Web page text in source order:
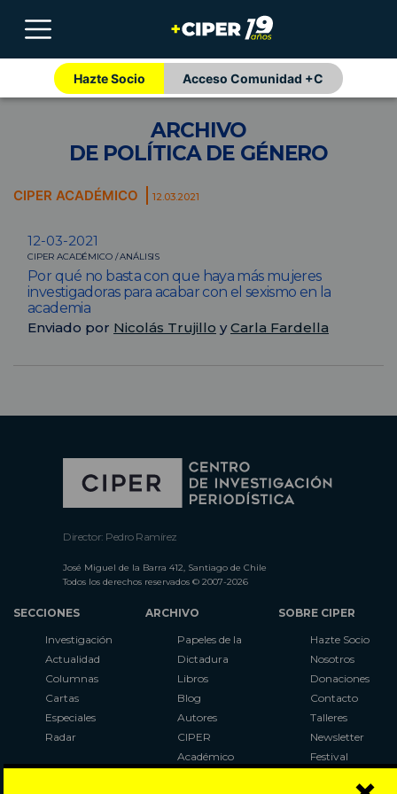
Hazte Socio Acceso Comunidad +C
ARCHIVO
DE POLÍTICA DE GÉNERO
CIPER ACADÉMICO 12.03.2021
12-03-2021
CIPER ACADÉMICO / ANÁLISIS
Por qué no basta con que haya más mujeres
investigadoras para acabar con el sexismo en la
academia
Enviado por Nicolás Trujillo yCarla Fardella
Director: Pedro Ramírez
José Miguel de la Barra 412, Santiago de Chile
Todos los derechos reservados © 2007-2026
SECCIONES
Investigación
Actualidad
Columnas
Cartas
Especiales
Radar
ARCHIVO
Papeles de la
Dictadura
Libros
Blog
Autores
CIPER
Académico
SOBRE CIPER
Hazte Socio
Nosotros
Donaciones
Contacto
Talleres
Newsletter
Festival